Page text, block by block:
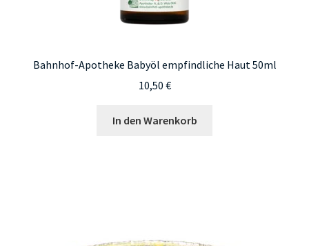
Bahnhof-Apotheke Babyöl empfindliche Haut 50ml
10,50 €
In den Warenkorb